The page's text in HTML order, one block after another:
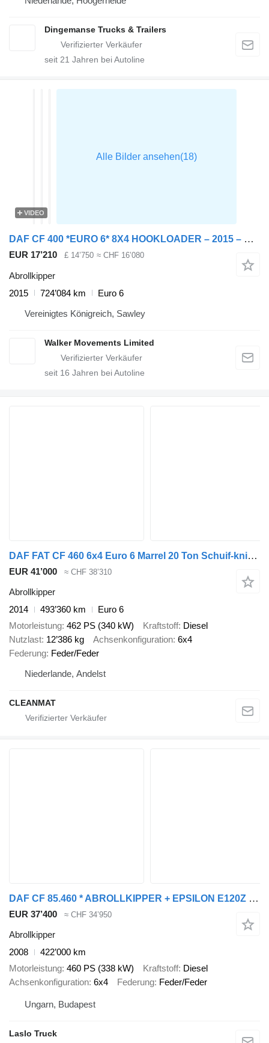
Dingemanse Trucks & Trailers
seit 21 Jahren bei Autoline
VIDEO
DAF CF 400 *EURO 6* 8X4 HOOKLOADER – 2015 – YH15 GBO
EUR 17’210 £ 14’750 ≈ CHF 16’080
Abrollkipper
2015
724’084 km
Euro 6
Vereinigtes Königreich, Sawley
Walker Movements Limited
seit 16 Jahren bei Autoline
DAF FAT CF 460 6x4 Euro 6 Marrel 20 Ton Schuif-knik haakarmsysteem
EUR 41’000 ≈ CHF 38’310
Abrollkipper
2014
493’360 km
Euro 6
Motorleistung 462 PS (340 kW) Kraftstoff Diesel
Nutzlast 12’386 kg Achsenkonfiguration 6x4
Federung Feder/Feder
Niederlande, Andelst
CLEANMAT
DAF CF 85.460 * ABROLLKIPPER + EPSILON E120Z /6x4
EUR 37’400 ≈ CHF 34’950
Abrollkipper
2008
422’000 km
Motorleistung 460 PS (338 kW) Kraftstoff Diesel
Achsenkonfiguration 6x4 Federung Feder/Feder
Ungarn, Budapest
Laslo Truck